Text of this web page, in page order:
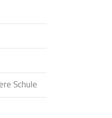
Schule